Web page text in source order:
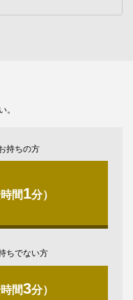
。
持ちの方
間1分）
ちでない方
間3分）